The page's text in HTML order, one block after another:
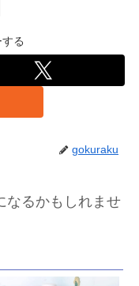
る
gokuraku
なるかもしれませ